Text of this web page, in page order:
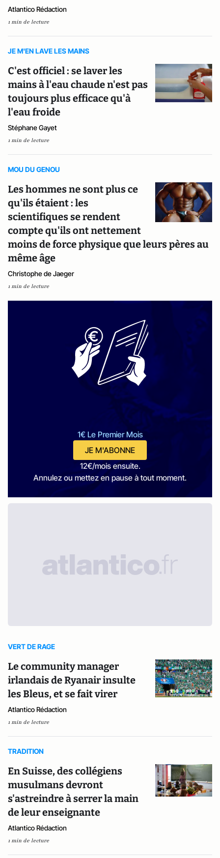
Atlantico Rédaction
1 min de lecture
JE M'EN LAVE LES MAINS
C'est officiel : se laver les
mains à l'eau chaude n'est pas
toujours plus efficace qu'à
l'eau froide
Stéphane Gayet
1 min de lecture
MOU DU GENOU
Les hommes ne sont plus ce
qu'ils étaient : les
scientifiques se rendent
compte qu'ils ont nettement
moins de force physique que leurs pères au
même âge
Christophe de Jaeger
1 min de lecture
1€ Le Premier Mois
JE M'ABONNE
12€/mois ensuite.
Annulez ou mettez en pause à tout moment.
VERT DE RAGE
Le community manager
irlandais de Ryanair insulte
les Bleus, et se fait virer
Atlantico Rédaction
1 min de lecture
TRADITION
En Suisse, des collégiens
musulmans devront
s'astreindre à serrer la main
de leur enseignante
Atlantico Rédaction
1 min de lecture